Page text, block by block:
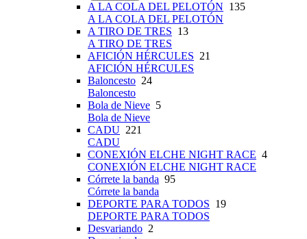
A LA COLA DEL PELOTÓN 135
A LA COLA DEL PELOTÓN
A TIRO DE TRES 13
A TIRO DE TRES
AFICIÓN HÉRCULES 21
AFICIÓN HÉRCULES
Baloncesto 24
Baloncesto
Bola de Nieve 5
Bola de Nieve
CADU 221
CADU
CONEXIÓN ELCHE NIGHT RACE 4
CONEXIÓN ELCHE NIGHT RACE
Córrete la banda 95
Córrete la banda
DEPORTE PARA TODOS 19
DEPORTE PARA TODOS
Desvariando 2